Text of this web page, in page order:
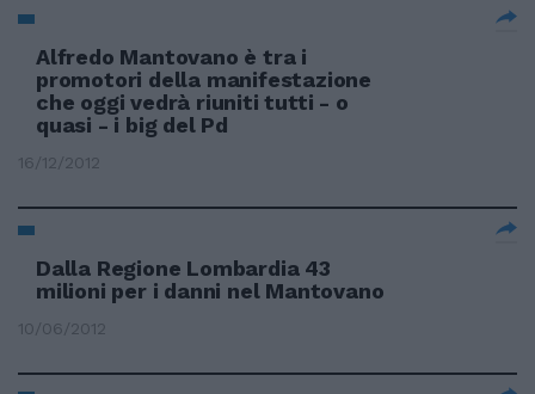
Alfredo Mantovano è tra i
promotori della manifestazione
che oggi vedrà riuniti tutti - o
quasi - i big del Pd
16/12/2012
Dalla Regione Lombardia 43
milioni per i danni nel Mantovano
10/06/2012